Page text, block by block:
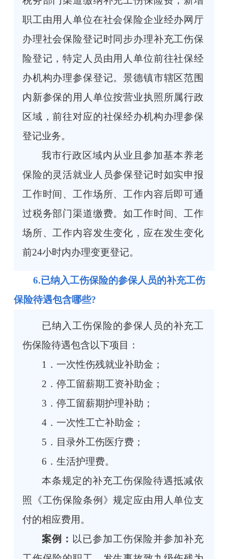
职工由用人单位在社会保险企业经办网厅
办理社会保险登记时同步办理补充工伤保
险登记，特定人员由用人单位前往社保经
办机构办理参保登记。景德镇市辖区范围
内新参保的用人单位按营业执照所属行政
区域，前往对应的社保经办机构办理参保
登记业务。
我市行政区域内从业且参加基本养老
保险的灵活就业人员参保登记时如实申报
工作时间、工作场所、工作内容后即可通
过税务部门渠道缴费。如工作时间、工作
场所、工作内容发生变化，应在发生变化
前24小时内办理变更登记。
6.已纳入工伤保险的参保人员的补充工伤
保险待遇包含哪些?
已纳入工伤保险的参保人员的补充工
伤保险待遇包含以下项目：
1．一次性伤残就业补助金；
2．停工留薪期工资补助金；
3．停工留薪期护理补助；
4．一次性工亡补助金；
5．目录外工伤医疗费；
6．生活护理费。
本条规定的补充工伤保险待遇抵减依
照《工伤保险条例》规定应由用人单位支
付的相应费用。
案例： 以已参加工伤保险并参加补充